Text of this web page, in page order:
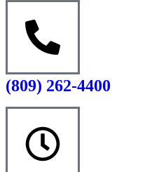
(809) 262-4400